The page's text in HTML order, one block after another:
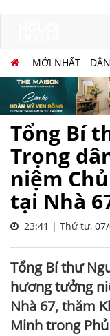
MỚI NHẤT
Tổng Bí
Trọng
niệm
tại Nhà
23:41 | Thứ tư,
Tổng Bí thư
hương tưởng
Nhà 67, thăm
Minh trong